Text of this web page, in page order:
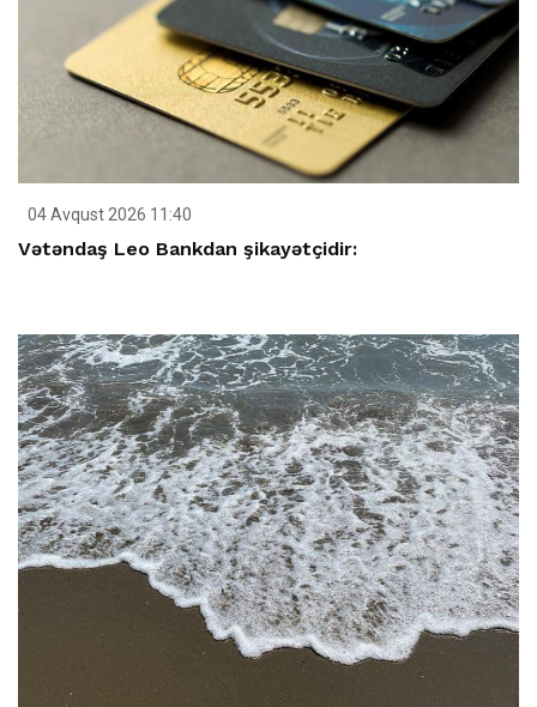
04 Avqust 2026 11:40
Vətəndaş Leo Bankdan şikayətçidir: